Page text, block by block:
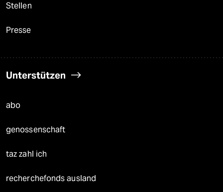
Stellen
Presse
Unterstützen
abo
genossenschaft
taz zahl ich
recherchefonds ausland